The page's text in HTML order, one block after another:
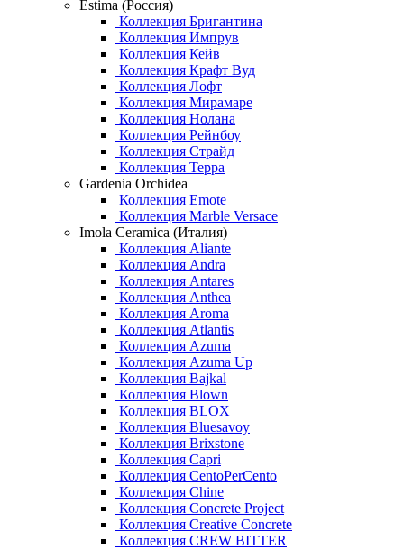
Estima (Россия)
Коллекция Бригантина
Коллекция Импрув
Коллекция Кейв
Коллекция Крафт Вуд
Коллекция Лофт
Коллекция Мирамаре
Коллекция Нолана
Коллекция Рейнбоу
Коллекция Страйд
Коллекция Терра
Gardenia Orchidea
Коллекция Emote
Коллекция Marble Versace
Imola Ceramica (Италия)
Коллекция Aliante
Коллекция Andra
Коллекция Antares
Коллекция Anthea
Коллекция Aroma
Коллекция Atlantis
Коллекция Azuma
Коллекция Azuma Up
Коллекция Bajkal
Коллекция Blown
Коллекция BLOX
Коллекция Bluesavoy
Коллекция Brixstone
Коллекция Capri
Коллекция CentoPerCento
Коллекция Chine
Коллекция Concrete Project
Коллекция Creative Concrete
Коллекция CREW BITTER